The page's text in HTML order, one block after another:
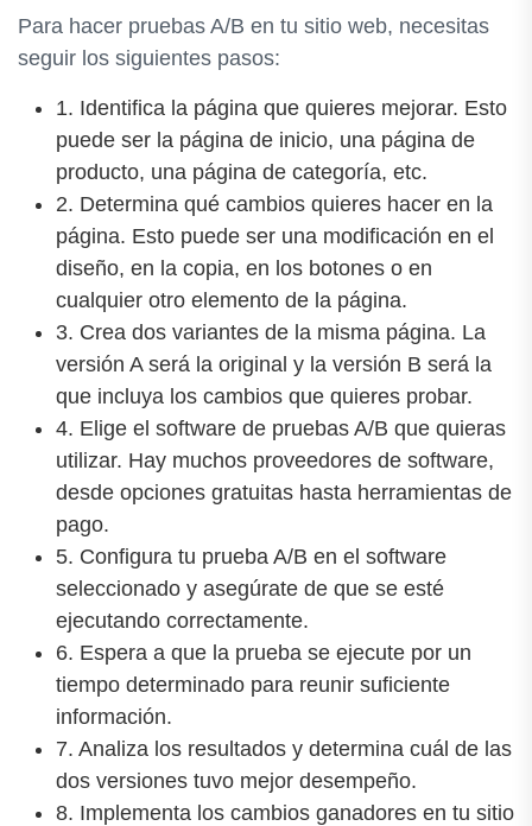
Para hacer pruebas A/B en tu sitio web, necesitas
seguir los siguientes pasos:
1. Identifica la página que quieres mejorar. Esto
puede ser la página de inicio, una página de
producto, una página de categoría, etc.
2. Determina qué cambios quieres hacer en la
página. Esto puede ser una modificación en el
diseño, en la copia, en los botones o en
cualquier otro elemento de la página.
3. Crea dos variantes de la misma página. La
versión A será la original y la versión B será la
que incluya los cambios que quieres probar.
4. Elige el software de pruebas A/B que quieras
utilizar. Hay muchos proveedores de software,
desde opciones gratuitas hasta herramientas de
pago.
5. Configura tu prueba A/B en el software
seleccionado y asegúrate de que se esté
ejecutando correctamente.
6. Espera a que la prueba se ejecute por un
tiempo determinado para reunir suficiente
información.
7. Analiza los resultados y determina cuál de las
dos versiones tuvo mejor desempeño.
8. Implementa los cambios ganadores en tu sitio